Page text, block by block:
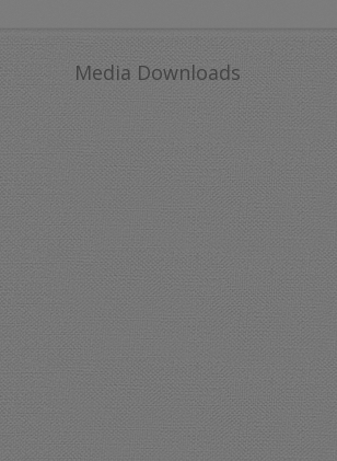
Media Downloads